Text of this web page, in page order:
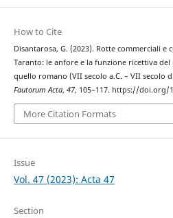
How to Cite
Disantarosa, G. (2023). Rotte commerciali
Taranto: le anfore e la funzione ricettiva
quello romano (VII secolo a.C. – VII secolo
Fautorum Acta, 47, 105–117. https://doi.org/
More Citation Formats
Issue
Vol. 47 (2023): Acta 47
Section